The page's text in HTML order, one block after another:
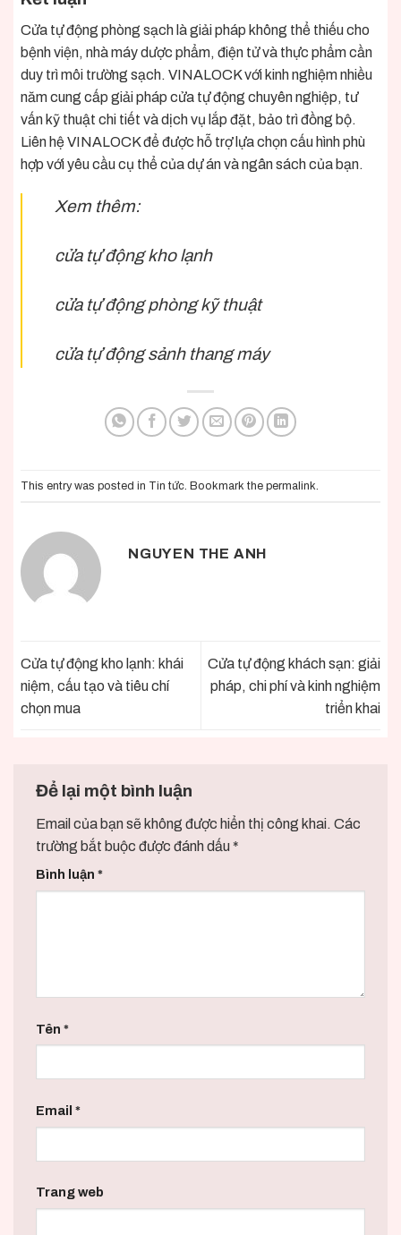
Cửa tự động phòng sạch là giải pháp không thể thiếu cho
bệnh viện, nhà máy dược phẩm, điện tử và thực phẩm cần
duy trì môi trường sạch. VINALOCK với kinh nghiệm nhiều
năm cung cấp giải pháp cửa tự động chuyên nghiệp, tư
vấn kỹ thuật chi tiết và dịch vụ lắp đặt, bảo trì đồng bộ.
Liên hệ VINALOCK để được hỗ trợ lựa chọn cấu hình phù
hợp với yêu cầu cụ thể của dự án và ngân sách của bạn.
Xem thêm:
cửa tự động kho lạnh
cửa tự động phòng kỹ thuật
cửa tự động sảnh thang máy
This entry was posted in Tin tức . Bookmark the permalink
NGUYEN THE ANH
Cửa tự động kho lạnh: khái
niệm, cấu tạo và tiêu chí
chọn mua
Cửa tự động khách sạn: giải
pháp, chi phí và kinh nghiệm
triển khai
Để lại một bình luận
Email của bạn sẽ không được hiển thị công khai. Các
trường bắt buộc được đánh dấu *
Bình luận *
Tên *
Email *
Trang web